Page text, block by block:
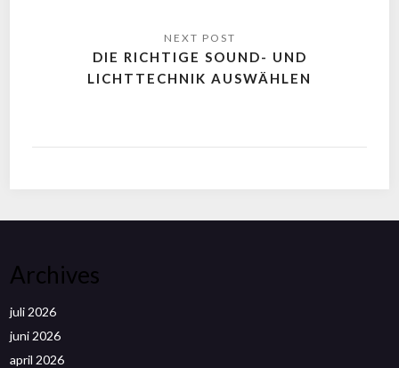
DIE RICHTIGE SOUND- UND
LICHTTECHNIK AUSWÄHLEN
Archives
juli 2026
juni 2026
april 2026